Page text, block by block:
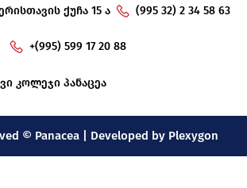
ქუჩა 15 ა (995 32) 2 34 58 63
+(995) 599 17 20 88
კოლეჯი პანაცეა
© Panacea | Developed by Plexygon